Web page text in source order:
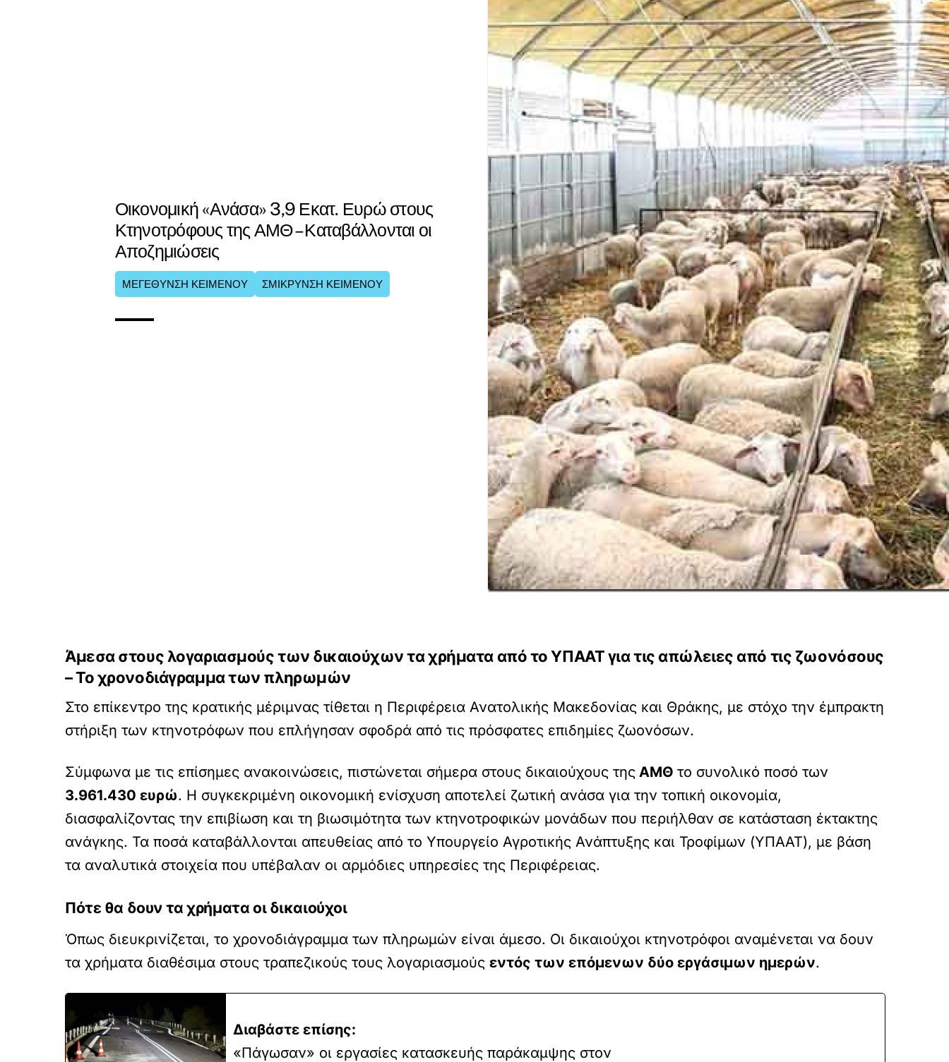
Οικονομική «Ανάσα» 3,9 Εκατ. Ευρώ στους
Κτηνοτρόφους της ΑΜΘ – Καταβάλλονται οι
Αποζημιώσεις
ΜΕΓΕΘΥΝΣΗ ΚΕΙΜΕΝΟΥ ΣΜΙΚΡΥΝΣΗ ΚΕΙΜΕΝΟΥ
Άμεσα στους λογαριασμούς των δικαιούχων τα χρήματα από το ΥΠΑΑΤ για τις απώλειες από τις ζωονόσους
– Το χρονοδιάγραμμα των πληρωμών
Στο επίκεντρο της κρατικής μέριμνας τίθεται η Περιφέρεια Ανατολικής Μακεδονίας και Θράκης, με στόχο την έμπρακτη
στήριξη των κτηνοτρόφων που επλήγησαν σφοδρά από τις πρόσφατες επιδημίες ζωονόσων.
Σύμφωνα με τις επίσημες ανακοινώσεις, πιστώνεται σήμερα στους δικαιούχους της ΑΜΘ το συνολικό ποσό των
3.961.430 ευρώ. Η συγκεκριμένη οικονομική ενίσχυση αποτελεί ζωτική ανάσα για την τοπική οικονομία,
διασφαλίζοντας την επιβίωση και τη βιωσιμότητα των κτηνοτροφικών μονάδων που περιήλθαν σε κατάσταση έκτακτης
ανάγκης. Τα ποσά καταβάλλονται απευθείας από το Υπουργείο Αγροτικής Ανάπτυξης και Τροφίμων (ΥΠΑΑΤ), με βάση
τα αναλυτικά στοιχεία που υπέβαλαν οι αρμόδιες υπηρεσίες της Περιφέρειας.
Πότε θα δουν τα χρήματα οι δικαιούχοι
Όπως διευκρινίζεται, το χρονοδιάγραμμα των πληρωμών είναι άμεσο. Οι δικαιούχοι κτηνοτρόφοι αναμένεται να δουν
τα χρήματα διαθέσιμα στους τραπεζικούς τους λογαριασμούς εντός των επόμενων δύο εργάσιμων ημερών.
Διαβάστε επίσης:
«Πάγωσαν» οι εργασίες κατασκευής παράκαμψης στον